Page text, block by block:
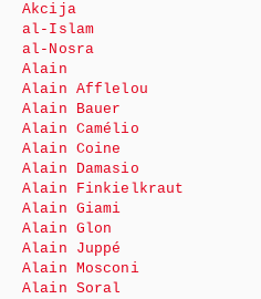
Akcija
al-Islam
al-Nosra
Alain
Alain Afflelou
Alain Bauer
Alain Camélio
Alain Coine
Alain Damasio
Alain Finkielkraut
Alain Giami
Alain Glon
Alain Juppé
Alain Mosconi
Alain Soral